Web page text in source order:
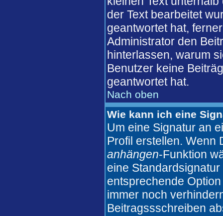
der Text bearbeitet
geantwortet hat,
Administrator den
hinterlassen, warum
Benutzer keine
geantwortet hat.
Nach oben
Wie kann ich eine
Um eine Signatur an
Profil erstellen. Wenn
anhängen-Funktion
eine
entsprechende
immer noch
Beitragssschreiben